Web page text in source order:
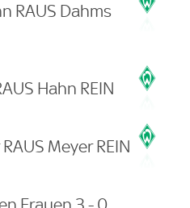
RAUS Dahms
Hahn REIN
Meyer REIN